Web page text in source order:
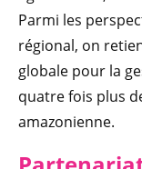
Parmi les
régional, on
globale pour la
quatre fois plus
amazonienne.